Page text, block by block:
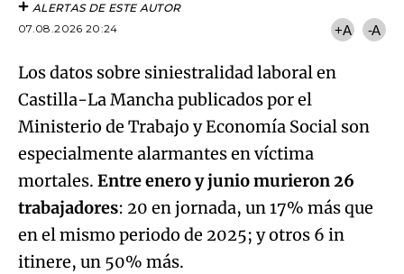
ALERTAS DE ESTE AUTOR
07.08.2026 20:24
+A -A
Los datos sobre siniestralidad laboral en
Castilla-La Mancha publicados por el
Ministerio de Trabajo y Economía Social son
especialmente alarmantes en víctima
mortales. Entre enero y junio murieron 26
trabajadores: 20 en jornada, un 17% más que
en el mismo periodo de 2025; y otros 6 in
itinere, un 50% más.Algo salió mal.